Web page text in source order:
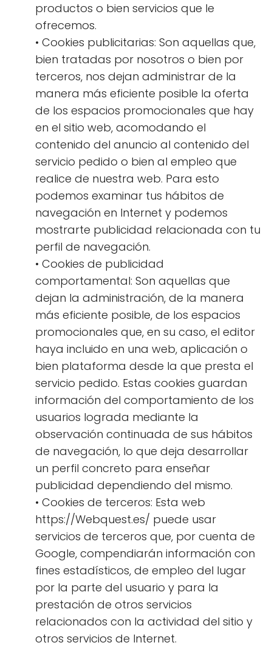
productos o bien servicios que le
ofrecemos.
• Cookies publicitarias: Son aquellas que,
bien tratadas por nosotros o bien por
terceros, nos dejan administrar de la
manera más eficiente posible la oferta
de los espacios promocionales que hay
en el sitio web, acomodando el
contenido del anuncio al contenido del
servicio pedido o bien al empleo que
realice de nuestra web. Para esto
podemos examinar tus hábitos de
navegación en Internet y podemos
mostrarte publicidad relacionada con tu
perfil de navegación.
• Cookies de publicidad
comportamental: Son aquellas que
dejan la administración, de la manera
más eficiente posible, de los espacios
promocionales que, en su caso, el editor
haya incluido en una web, aplicación o
bien plataforma desde la que presta el
servicio pedido. Estas cookies guardan
información del comportamiento de los
usuarios lograda mediante la
observación continuada de sus hábitos
de navegación, lo que deja desarrollar
un perfil concreto para enseñar
publicidad dependiendo del mismo.
• Cookies de terceros: Esta web
https://Webquest.es/ puede usar
servicios de terceros que, por cuenta de
Google, compendiarán información con
fines estadísticos, de empleo del lugar
por la parte del usuario y para la
prestación de otros servicios
relacionados con la actividad del sitio y
otros servicios de Internet.